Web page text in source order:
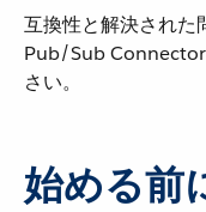
互換性と解決された
Pub/Sub Connector
さい。
始める前